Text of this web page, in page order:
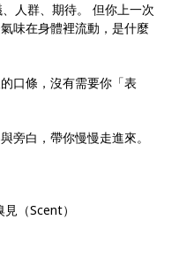
人群、期待。 但你上一次
味在身體裡流動，是什麼
口條，沒有需要你「表
旁白，帶你慢慢走進來。
（Scent）